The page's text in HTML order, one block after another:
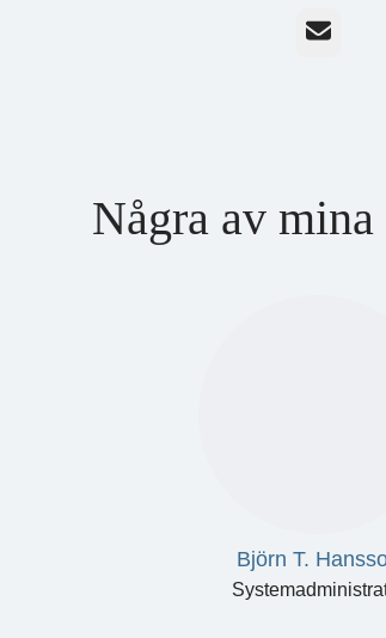
E-post
Några av
Björn T.